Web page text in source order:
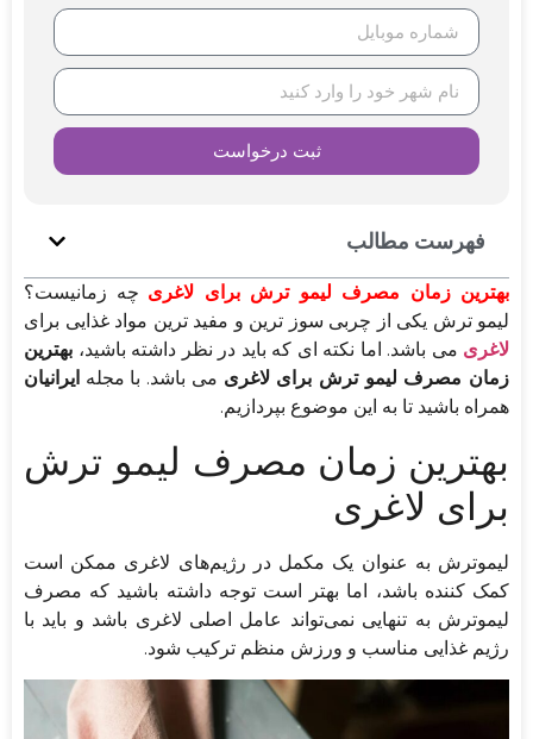
ثبت درخواست
فهرست مطالب
بهترین زمان مصرف لیمو ترش برای لاغری چه زمانیست؟
لیمو ترش یکی از چربی سوز ترین و مفید ترین مواد غذایی برای
لاغری می باشد. اما نکته ای که باید در نظر داشته باشید، بهترین
زمان مصرف لیمو ترش برای لاغری می باشد. با مجله ایرانیان
همراه باشید تا به این موضوع بپردازیم.
بهترین زمان مصرف لیمو ترش
برای لاغری
لیموترش به عنوان یک مکمل در رژیم‌های لاغری ممکن است
کمک کننده باشد، اما بهتر است توجه داشته باشید که مصرف
لیموترش به تنهایی نمی‌تواند عامل اصلی لاغری باشد و باید با
رژیم غذایی مناسب و ورزش منظم ترکیب شود.